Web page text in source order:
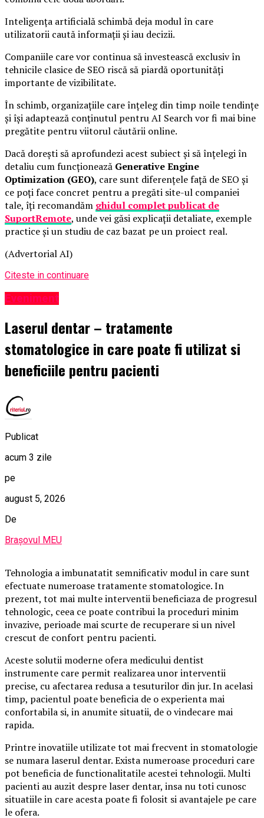
Inteligența artificială schimbă deja modul în care
utilizatorii caută informații și iau decizii.
Companiile care vor continua să investească exclusiv în
tehnicile clasice de SEO riscă să piardă oportunități
importante de vizibilitate.
În schimb, organizațiile care înțeleg din timp noile tendințe
și își adaptează conținutul pentru AI Search vor fi mai bine
pregătite pentru viitorul căutării online.
Dacă dorești să aprofundezi acest subiect și să înțelegi în
detaliu cum funcționează Generative Engine
Optimization (GEO), care sunt diferențele față de SEO și
ce poți face concret pentru a pregăti site-ul companiei
tale, îți recomandăm ghidul complet publicat de
SuportRemote, unde vei găsi explicații detaliate, exemple
practice și un studiu de caz bazat pe un proiect real.
(Advertorial AI)
Citeste in continuare
Eveniment
Laserul dentar – tratamente
stomatologice in care poate fi utilizat si
beneficiile pentru pacienti
Publicat
acum 3 zile
pe
august 5, 2026
De
Brașovul MEU
Tehnologia a imbunatatit semnificativ modul in care sunt
efectuate numeroase tratamente stomatologice. In
prezent, tot mai multe interventii beneficiaza de progresul
tehnologic, ceea ce poate contribui la proceduri minim
invazive, perioade mai scurte de recuperare si un nivel
crescut de confort pentru pacienti.
Aceste solutii moderne ofera medicului dentist
instrumente care permit realizarea unor interventii
precise, cu afectarea redusa a tesuturilor din jur. In acelasi
timp, pacientul poate beneficia de o experienta mai
confortabila si, in anumite situatii, de o vindecare mai
rapida.
Printre inovatiile utilizate tot mai frecvent in stomatologie
se numara laserul dentar. Exista numeroase proceduri care
pot beneficia de functionalitatile acestei tehnologii. Multi
pacienti au auzit despre laser dentar, insa nu toti cunosc
situatiile in care acesta poate fi folosit si avantajele pe care
le ofera.